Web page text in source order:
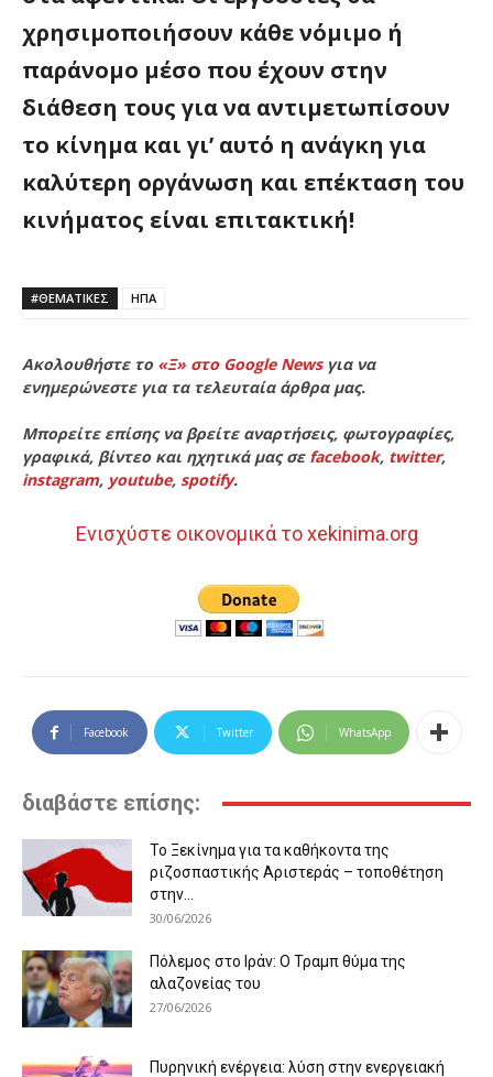
χρησιμοποιήσουν κάθε νόμιμο ή
παράνομο μέσο που έχουν στην
διάθεση τους για να αντιμετωπίσουν
το κίνημα και γι’ αυτό η ανάγκη για
καλύτερη οργάνωση και επέκταση του
κινήματος είναι επιτακτική!
#ΘΕΜΑΤΙΚΈΣ ΗΠΑ
Ακολουθήστε το «Ξ» στο Google Newsγια να
ενημερώνεστε για τα τελευταία άρθρα μας.
Μπορείτε επίσης να βρείτε αναρτήσεις, φωτογραφίες,
γραφικά, βίντεο και ηχητικά μας σε facebook, twitter,
instagram, youtube, spotify.
Ενισχύστε οικονομικά το xekinima.org
Facebook Twitter WhatsApp
διαβάστε επίσης:
Το Ξεκίνημα για τα καθήκοντα της
ριζοσπαστικής Αριστεράς – τοποθέτηση
στην...
30/06/2026
Πόλεμος στο Ιράν: Ο Τραμπ θύμα της
αλαζονείας του
27/06/2026
Πυρηνική ενέργεια: λύση στην ενεργειακή